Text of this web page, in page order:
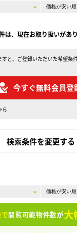
は、現在お取り扱いがあり
と、ご登録いただいた希望条
今すぐ無料会員登
ら
検索条件を変更する
閲覧可能物件数が大